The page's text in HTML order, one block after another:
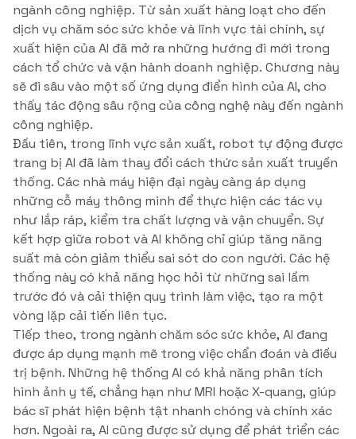
ngành công nghiệp. Từ sản xuất hàng loạt cho đến
dịch vụ chăm sóc sức khỏe và lĩnh vực tài chính, sự
xuất hiện của AI đã mở ra những hướng đi mới trong
cách tổ chức và vận hành doanh nghiệp. Chương này
sẽ đi sâu vào một số ứng dụng điển hình của AI, cho
thấy tác động sâu rộng của công nghệ này đến ngành
công nghiệp.
Đầu tiên, trong lĩnh vực sản xuất, robot tự động được
trang bị AI đã làm thay đổi cách thức sản xuất truyền
thống. Các nhà máy hiện đại ngày càng áp dụng
những cỗ máy thông minh để thực hiện các tác vụ
như lắp ráp, kiểm tra chất lượng và vận chuyển. Sự
kết hợp giữa robot và AI không chỉ giúp tăng năng
suất mà còn giảm thiểu sai sót do con người. Các hệ
thống này có khả năng học hỏi từ những sai lầm
trước đó và cải thiện quy trình làm việc, tạo ra một
vòng lặp cải tiến liên tục.
Tiếp theo, trong ngành chăm sóc sức khỏe, AI đang
được áp dụng mạnh mẽ trong việc chẩn đoán và điều
trị bệnh. Những hệ thống AI có khả năng phân tích
hình ảnh y tế, chẳng hạn như MRI hoặc X-quang, giúp
bác sĩ phát hiện bệnh tật nhanh chóng và chính xác
hơn. Ngoài ra, AI cũng được sử dụng để phát triển các